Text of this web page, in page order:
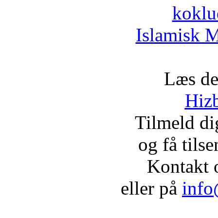
Islamisk
Læs
Tilmeld
og få
Kontakt
eller på